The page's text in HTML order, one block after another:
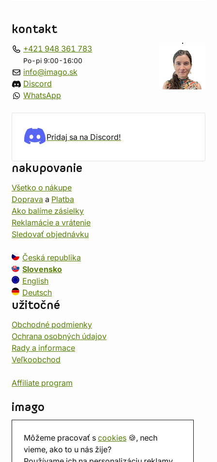
Môžeme pracovať s cookies 🍪, nech
vieme, ako to u nás žije?
kontakt
+421 948 361 783
Po-pi 9:00-16:00
info@imago.sk
Discord
WhatsApp
Pridaj sa na Discord!
nakupovanie
Všetko o nákupe
Doprava a Platba
Ako balíme zásielky
Reklamácie a vrátenie
Sledovať objednávku
Česká republika
Slovensko
English
Deutsch
užitočné
Obchodné podmienky
Ochrana osobných údajov
Rady a informace
Veľkoobchod
Affiliate program
imago
Predajňa
Herňa